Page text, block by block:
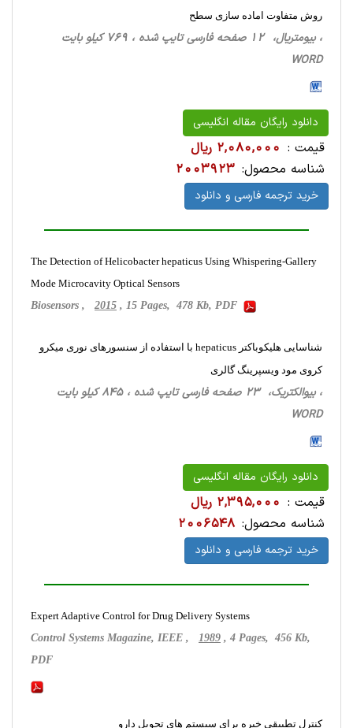
روش متفاوت اماده سازی سطح
، بیومتریال، 12 صفحه فارسی تایپ شده ، 769 کیلو بایت
WORD
دانلود رایگان مقاله انگلیسی
قیمت : 2,080,000 ریال
شناسه محصول: 2003923
خرید ترجمه فارسی و دانلود
The Detection of Helicobacter hepaticus Using Whispering-Gallery
Mode Microcavity Optical Sensors
Biosensors , 2015 , 15 Pages, 478 Kb, PDF
شناسایی هلیکوباکتر hepaticus با استفاده از سنسورهای نوری میکرو
کروی مود ویسپرینگ گالری
، بیوالکتریک، 23 صفحه فارسی تایپ شده ، 845 کیلو بایت
WORD
دانلود رایگان مقاله انگلیسی
قیمت : 2,395,000 ریال
شناسه محصول: 2006548
خرید ترجمه فارسی و دانلود
Expert Adaptive Control for Drug Delivery Systems
Control Systems Magazine, IEEE , 1989 , 4 Pages, 456 Kb,
PDF
کنترل تطبیقی خبره برای سیستم های تحویل دارو